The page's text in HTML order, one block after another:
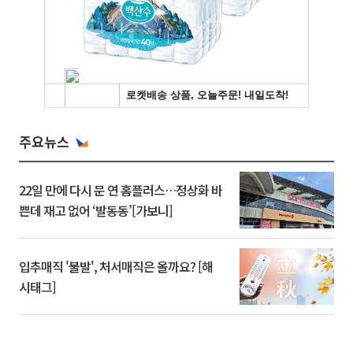
주요뉴스
22일 만에 다시 문 연 홈플러스…정상화 바
쁜데 재고 없어 ‘발동동’[가보니]
입추매직 '불발', 처서매직은 올까요? [해
시태그]